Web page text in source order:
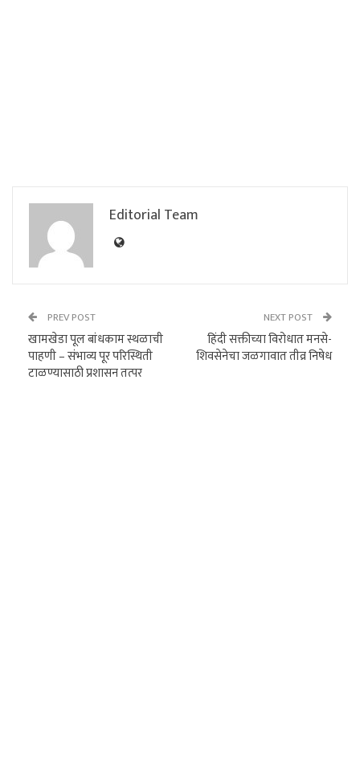
Editorial Team
PREV POST
खामखेडा पूल बांधकाम स्थळाची
पाहणी – संभाव्य पूर परिस्थिती
टाळण्यासाठी प्रशासन तत्पर
NEXT POST
हिंदी सक्तीच्या विरोधात मनसे-
शिवसेनेचा जळगावात तीव्र निषेध